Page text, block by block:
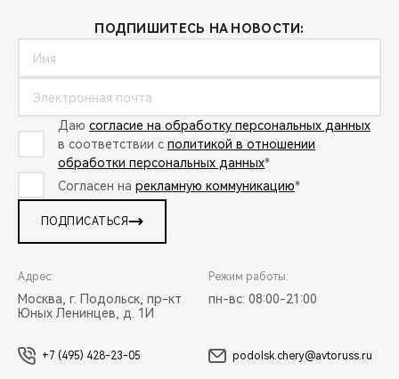
ПОДПИШИТЕСЬ НА НОВОСТИ:
Даю согласие на обработку персональных данных
в соответствии с политикой в отношении
обработки персональных данных*
Согласен на рекламную коммуникацию*
ПОДПИСАТЬСЯ
Адрес:
Москва, г. Подольск, пр-кт
Юных Ленинцев, д. 1И
Режим работы:
пн-вс: 08:00-21:00
+7 (495) 428-23-05 podolsk.chery@avtoruss.ru